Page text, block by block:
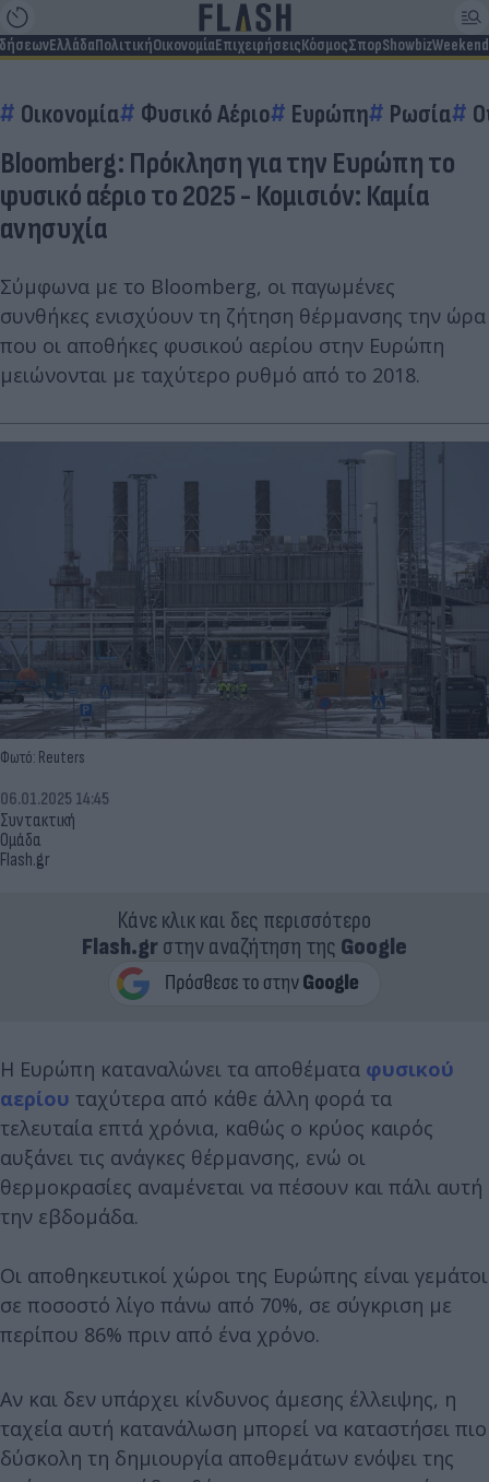
ΕλλάδαΠολιτικήΟικονομίαΕπιχειρήσειςΚόσμοςΣπορShowbizWeekend
Οικονομία Φυσικό Αέριο Ευρώπη Ρωσία
Bloomberg: Πρόκληση για την Ευρώπη το
φυσικό αέριο το 2025 - Κομισιόν: Καμία
ανησυχία
Σύμφωνα με το Bloomberg, οι παγωμένες
συνθήκες ενισχύουν τη ζήτηση θέρμανσης την ώρα
που οι αποθήκες φυσικού αερίου στην Ευρώπη
μειώνονται με ταχύτερο ρυθμό από το 2018.
Φωτό: Reuters
Συντακτική
Ομάδα
Flash.gr
06.01.2025 14:45
Κάνε κλικ και δες περισσότερο
Flash.grστην αναζήτηση της Google
Η Ευρώπη καταναλώνει τα αποθέματα φυσικού
αερίου ταχύτερα από κάθε άλλη φορά τα
τελευταία επτά χρόνια, καθώς ο κρύος καιρός
αυξάνει τις ανάγκες θέρμανσης, ενώ οι
θερμοκρασίες αναμένεται να πέσουν και πάλι αυτή
την εβδομάδα.
Oι αποθηκευτικοί χώροι της Ευρώπης είναι γεμάτοι
σε ποσοστό λίγο πάνω από 70%, σε σύγκριση με
περίπου 86% πριν από ένα χρόνο.
Αν και δεν υπάρχει κίνδυνος άμεσης έλλειψης, η
ταχεία αυτή κατανάλωση μπορεί να καταστήσει πιο
δύσκολη τη δημιουργία αποθεμάτων ενόψει της